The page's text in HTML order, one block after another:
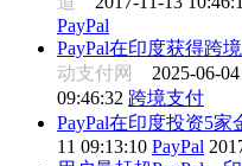
PayPal
PayPal在印度获得跨
动支付网 2025-06-
09:46:32 跨境支付
PayPal在印度投资5家
11 09:13:10 PayPal